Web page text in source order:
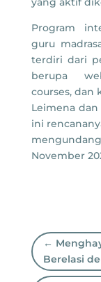
Program
guru
terdiri dari
berupa
courses, dan
Leimena
ini
November
←
Berelasi